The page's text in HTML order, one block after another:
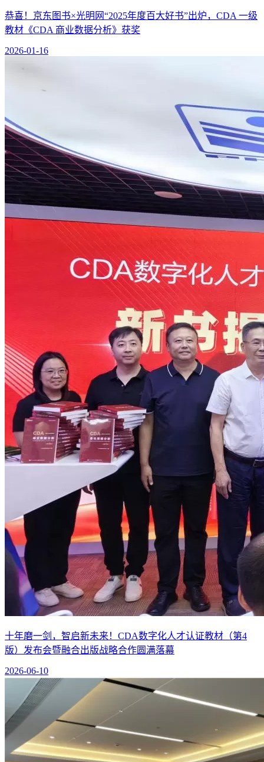
恭喜！京东图书×光明网“2025年度百大好书”出炉，CDA 一级
教材《CDA 商业数据分析》获奖
2026-01-16
十年磨一剑，智启新未来！CDA数字化人才认证教材（第4
版）发布会暨融合出版战略合作圆满落幕
2026-06-10